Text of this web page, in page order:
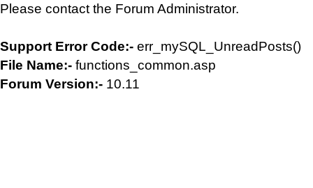
Please contact the Forum Administrator.
Support Error Code:- err_mySQL_UnreadPosts()
File Name:- functions_common.asp
Forum Version:- 10.11